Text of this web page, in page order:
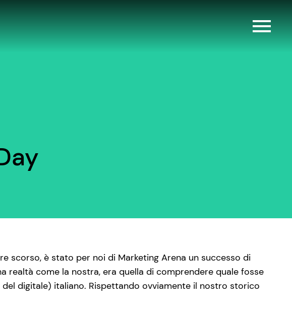
scorso, è stato per noi di Marketing Arena un successo di
realtà come la nostra, era quella di comprendere quale fosse
digitale) italiano. Rispettando ovviamente il nostro storico